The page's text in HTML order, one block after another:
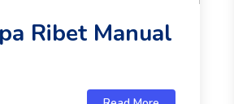
Ribet Manual